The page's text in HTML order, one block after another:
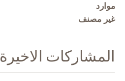
موارد
غير مصنف
المشاركات الاخيرة